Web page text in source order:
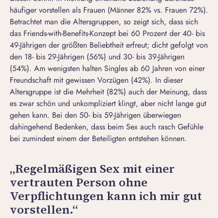
häufiger vorstellen als Frauen (Männer 82% vs. Frauen 72%).
Betrachtet man die Altersgruppen, so zeigt sich, dass sich
das Friends-with-Benefits-Konzept bei 60 Prozent der 40- bis
49-Jährigen der größten Beliebtheit erfreut; dicht gefolgt von
den 18- bis 29-Jährigen (56%) und 30- bis 39-Jährigen
(54%). Am wenigsten halten Singles ab 60 Jahren von einer
Freundschaft mit gewissen Vorzügen (42%). In dieser
Altersgruppe ist die Mehrheit (82%) auch der Meinung, dass
es zwar schön und unkompliziert klingt, aber nicht lange gut
gehen kann. Bei den 50- bis 59-Jährigen überwiegen
dahingehend Bedenken, dass beim Sex auch rasch Gefühle
bei zumindest einem der Beteiligten entstehen können.
„Regelmäßigen Sex mit einer
vertrauten Person ohne
Verpflichtungen kann ich mir gut
vorstellen.“